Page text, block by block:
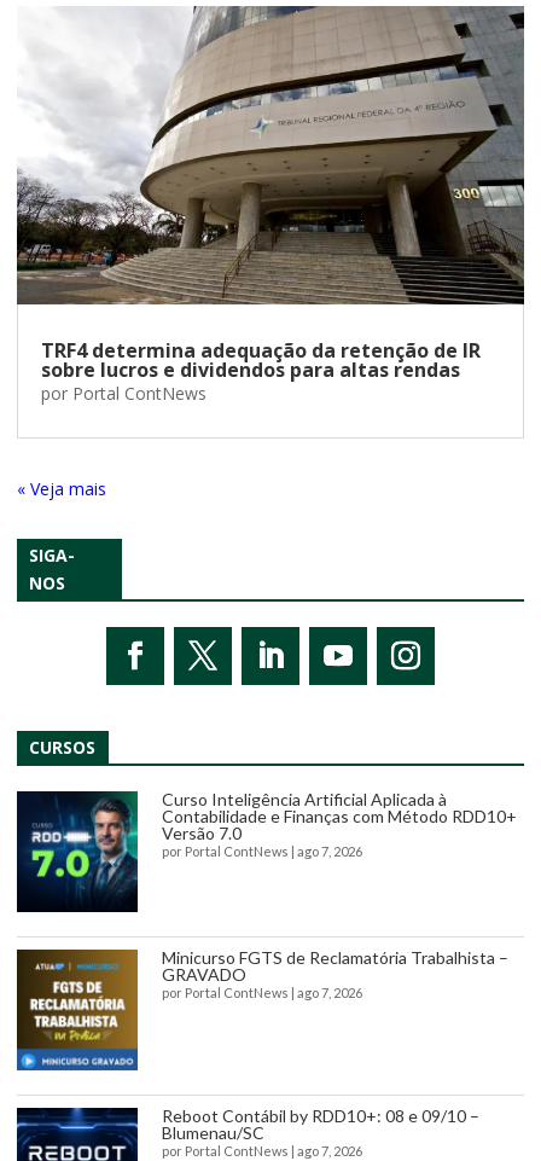
TRF4 determina adequação da retenção de IR
sobre lucros e dividendos para altas rendas
por Portal ContNews
« Entradas Antigas
SIGA-
NOS
CURSOS
Curso Inteligência Artificial Aplicada à
Contabilidade e Finanças com Método RDD10+
Versão 7.0
por Portal ContNews ago 7, 2026
Minicurso FGTS de Reclamatória Trabalhista –
GRAVADO
por Portal ContNews ago 7, 2026
Reboot Contábil by RDD10+: 08 e 09/10 –
Blumenau/SC
por Portal ContNews ago 7, 2026